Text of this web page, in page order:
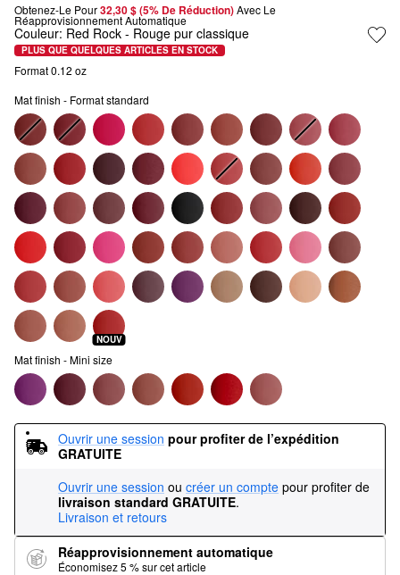
Obtenez-Le Pour32,30 $ (5% De Réduction) Avec Le
Réapprovisionnement Automatique
Couleur: Red Rock - Rouge pur classique
PLUS QUE QUELQUES ARTICLES EN STOCK
Format 0.12 oz
Mat finish - Format standard
NOUV
Mat finish - Mini size
Ouvrir une session pour profiter de l’expédition
GRATUITE
Ouvrir une session ou créer un compte pour profiter de
livraison standard GRATUITE.
Livraison et retours
Réapprovisionnement automatique
Économisez 5 % sur cet article